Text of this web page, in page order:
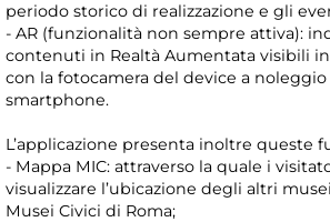
periodo storico di realizzazione e gli
- AR (funzionalità non sempre attiva):
contenuti in Realtà Aumentata visibili
con la fotocamera del device a
smartphone.
L’applicazione presenta inoltre queste
- Mappa MIC: attraverso la quale i
visualizzare l’ubicazione degli altri
Musei Civici di Roma;